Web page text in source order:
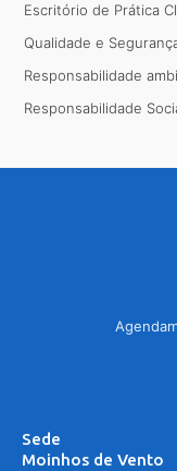
Escritório de Prática
Qualidade e
Responsabilidade
Responsabilidade
Sede
Moinhos de Vento